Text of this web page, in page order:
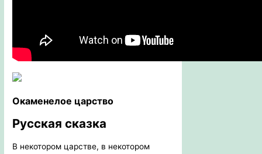
Окаменелое царство
Русская сказка
В некотором царстве, в некотором